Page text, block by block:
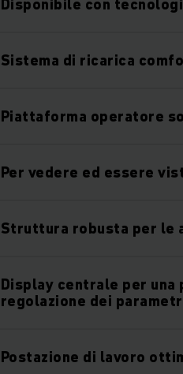
Disponibile con
Sistema di ricarica
Piattaforma operatore
Per vedere ed essere
Struttura robusta per le
Display centrale per una
regolazione dei
Postazione di lavoro